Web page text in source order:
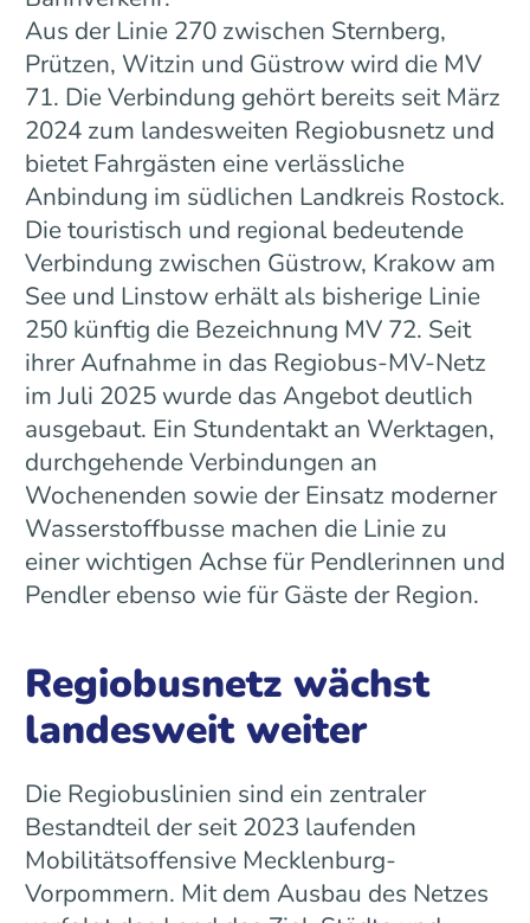
Aus der Linie 270 zwischen Sternberg,
Prützen, Witzin und Güstrow wird die MV
71. Die Verbindung gehört bereits seit März
2024 zum landesweiten Regiobusnetz und
bietet Fahrgästen eine verlässliche
Anbindung im südlichen Landkreis Rostock.
Die touristisch und regional bedeutende
Verbindung zwischen Güstrow, Krakow am
See und Linstow erhält als bisherige Linie
250 künftig die Bezeichnung MV 72. Seit
ihrer Aufnahme in das Regiobus-MV-Netz
im Juli 2025 wurde das Angebot deutlich
ausgebaut. Ein Stundentakt an Werktagen,
durchgehende Verbindungen an
Wochenenden sowie der Einsatz moderner
Wasserstoffbusse machen die Linie zu
einer wichtigen Achse für Pendlerinnen und
Pendler ebenso wie für Gäste der Region.
Regiobusnetz wächst
landesweit weiter
Die Regiobuslinien sind ein zentraler
Bestandteil der seit 2023 laufenden
Mobilitätsoffensive Mecklenburg-
Vorpommern. Mit dem Ausbau des Netzes